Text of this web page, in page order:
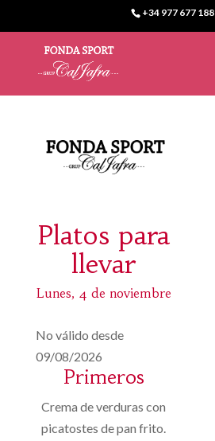
+34 977 677 188
Platos para
llevar
Lunes, 4 de noviembre
No válido desde
09/08/2026
Primeros
Crema de verduras con
picatostes de pan frito.